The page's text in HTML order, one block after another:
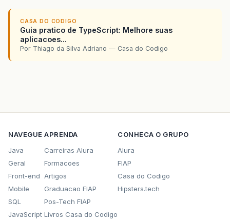
CASA DO CODIGO
Guia pratico de TypeScript: Melhore suas
aplicacoes...
Por Thiago da Silva Adriano — Casa do Codigo
NAVEGUE
Java
Geral
Front-end
Mobile
SQL
JavaScript
APRENDA
Carreiras Alura
Formacoes
Artigos
Graduacao FIAP
Pos-Tech FIAP
Livros Casa do Codigo
CONHECA O GRUPO
Alura
FIAP
Casa do Codigo
Hipsters.tech